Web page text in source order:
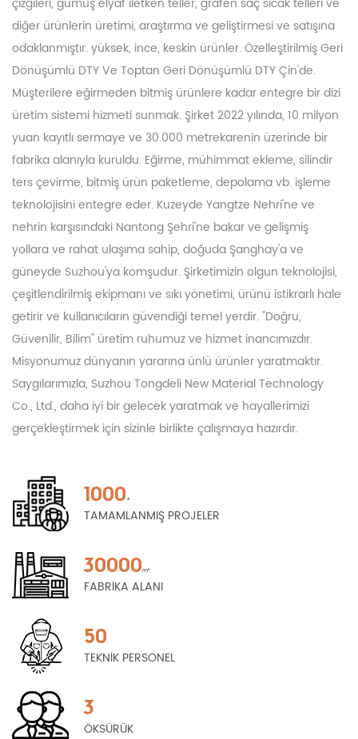
diğer ürünlerin üretimi, araştırma ve geliştirmesi ve satışına
odaklanmıştır. yüksek, ince, keskin ürünler.Özelleştirilmiş Geri
Dönüşümlü DTYVe Toptan Geri Dönüşümlü DTYÇin'de.
Müşterilere eğirmeden bitmiş ürünlere kadar entegre bir dizi
üretim sistemi hizmeti sunmak. Şirket 2022 yılında, 10 milyon
yuan kayıtlı sermaye ve 30.000 metrekarenin üzerinde bir
fabrika alanıyla kuruldu. Eğirme, mühimmat ekleme, silindir
ters çevirme, bitmiş ürün paketleme, depolama vb. işleme
teknolojisini entegre eder. Kuzeyde Yangtze Nehri'ne ve
nehrin karşısındaki Nantong Şehri'ne bakar ve gelişmiş
yollara ve rahat ulaşıma sahip, doğuda Şanghay'a ve
güneyde Suzhou'ya komşudur. Şirketimizin olgun teknolojisi,
çeşitlendirilmiş ekipmanı ve sıkı yönetimi, ürünü istikrarlı hale
getirir ve kullanıcıların güvendiği temel yerdir. "Doğru,
Güvenilir, Bilim" üretim ruhumuz ve hizmet inancımızdır.
Misyonumuz dünyanın yararına ünlü ürünler yaratmaktır.
Saygılarımızla, Suzhou Tongdeli New Material Technology
Co., Ltd., daha iyi bir gelecek yaratmak ve hayallerimizi
gerçekleştirmek için sizinle birlikte çalışmaya hazırdır.
1000+
TAMAMLANMIŞ PROJELER
30000m²
FABRİKA ALANI
50
TEKNİK PERSONEL
3
ÖKSÜRÜK